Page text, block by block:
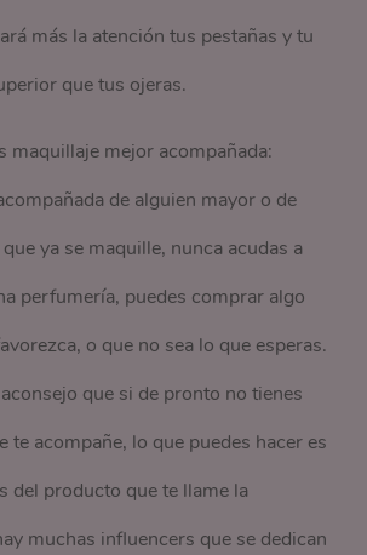
más la atención tus pestañas y tu
que tus ojeras.
maquillaje mejor acompañada:
de alguien mayor o de
ya se maquille, nunca acudas a
perfumería, puedes comprar algo
o que no sea lo que esperas.
que si de pronto no tienes
te acompañe, lo que puedes hacer es
del producto que te llame la
muchas influencers que se dedican